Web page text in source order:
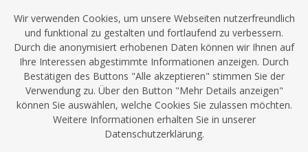
Wir verwenden Cookies, um unsere Webseiten nutzerfreundlich
und funktional zu gestalten und fortlaufend zu verbessern.
Durch die anonymisiert erhobenen Daten können wir Ihnen auf
Ihre Interessen abgestimmte Informationen anzeigen. Durch
Bestätigen des Buttons "Alle akzeptieren" stimmen Sie der
Verwendung zu. Über den Button "Mehr Details anzeigen"
können Sie auswählen, welche Cookies Sie zulassen möchten.
Weitere Informationen erhalten Sie in unserer
Datenschutzerklärung.